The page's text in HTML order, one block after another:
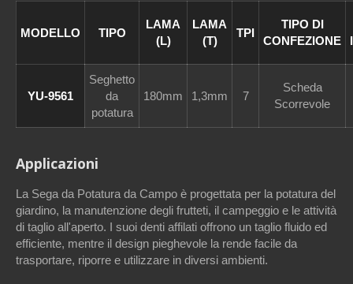
MODELLO TIPO
LAMA
(L)
LAMA
(T)
TPI
TIPO DI
CONFEZIONE
YU-9561
Seghetto
da
potatura
180mm 1,3mm 7
Scheda
Scorrevole
Applicazioni
La Sega da Potatura da Campo è progettata per la potatura del
giardino, la manutenzione degli frutteti, il campeggio e le attività
di taglio all'aperto. I suoi denti affilati offrono un taglio fluido ed
efficiente, mentre il design pieghevole la rende facile da
trasportare, riporre e utilizzare in diversi ambienti.